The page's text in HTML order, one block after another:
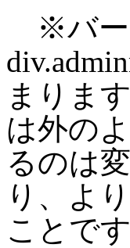
※バー
まりま
は外の
るのは
り、よ
ことです